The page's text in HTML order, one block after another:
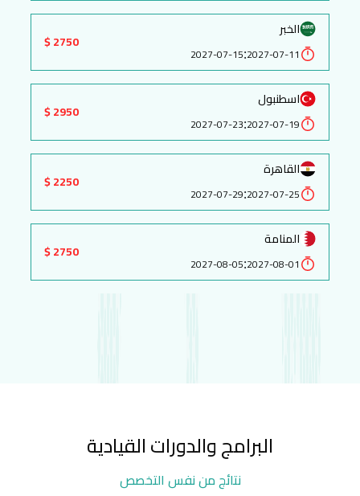
الخبر
2027-07-11
:
2027-07-15
2750 $
اسطنبول
2027-07-19
:
2027-07-23
2950 $
القاهرة
2027-07-25
:
2027-07-29
2250 $
المنامة
2027-08-01
:
2027-08-05
2750 $
البرامج والدورات القيادية
نتائج من نفس التخصص